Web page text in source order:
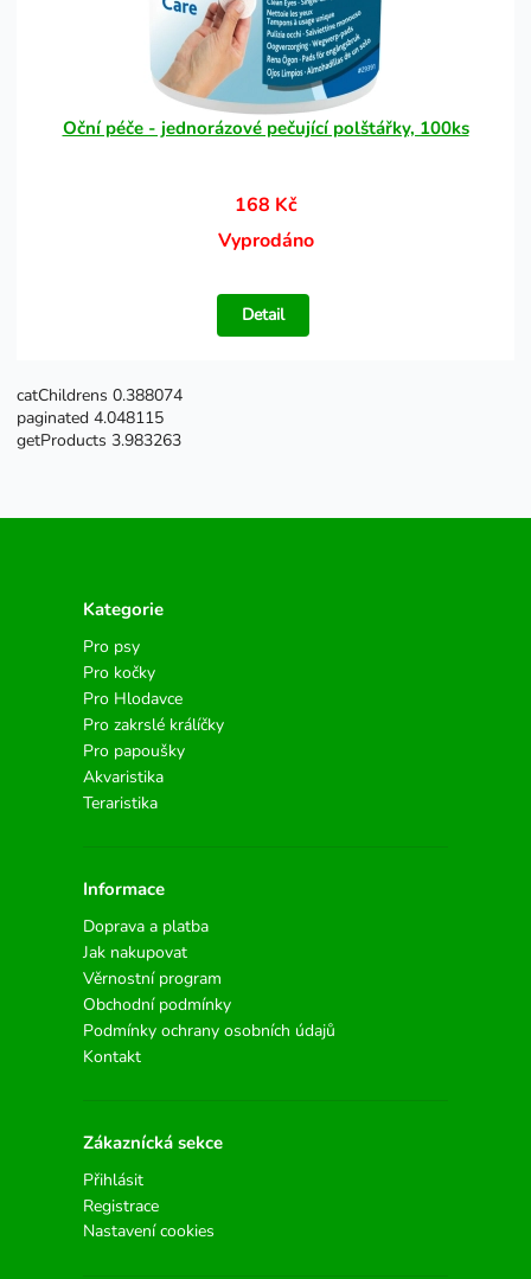
Oční péče - jednorázové pečující polštářky, 100ks
168 Kč
Vyprodáno
Detail
catChildrens 0.388074
paginated 4.048115
getProducts 3.983263
Kategorie
Pro psy
Pro kočky
Pro Hlodavce
Pro zakrslé králíčky
Pro papoušky
Akvaristika
Teraristika
Informace
Doprava a platba
Jak nakupovat
Věrnostní program
Obchodní podmínky
Podmínky ochrany osobních údajů
Kontakt
Zákaznícká sekce
Přihlásit
Registrace
Nastavení cookies